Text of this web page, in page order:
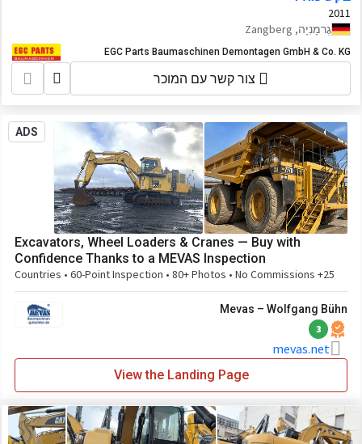
2011
גֶרמָנִיָה, Zangberg
EGC Parts Baumaschinen Demontagen GmbH & Co. KG
צור קשר עם המוכר
ADS
Excavators, Wheel Loaders & Cranes — Buy with
Confidence Thanks to a MEVAS Inspection
25+ Countries • 60-Point Inspection • 80+ Photos • No Commissions
Mevas – Wolfgang Bühn
3
mevas.net
View the Landing Page